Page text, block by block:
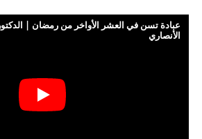
عبادة تسن في العشر الأواخر من رمضان | الدكتور
الأنصاري